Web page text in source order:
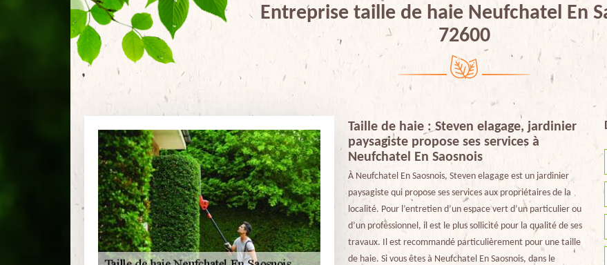
Entreprise taille de haie Neufchatel En
72600
Taille de haie : Steven elagage, jardinier
paysagiste propose ses services à
Neufchatel En Saosnois
À Neufchatel En Saosnois, Steven elagage est un jardinier
paysagiste qui propose ses services aux propriétaires de la
localité. Pour l’entretien d’un espace vert d’un particulier ou
d’un professionnel, il est le plus sollicité pour la qualité de ses
travaux. Il est recommandé particulièrement pour une taille
de haie. Si vous êtes à Neufchatel En Saosnois, dans le